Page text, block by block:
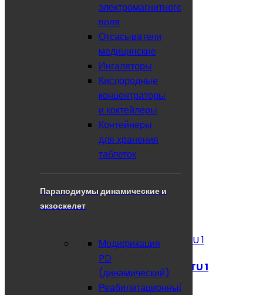
электромагнитного
поля
Отсасыватели
медицинские
Ингаляторы
Кислородные
концентраторы
и коктейлеры
Контейнеры
для хранения
таблеток
Параподиумы динамические и
экзоскелет
Модификация
PD
(динамический)
Реабилитационный
Нечего отображать!
Кресло-стул с санитарным оснащение TU 1